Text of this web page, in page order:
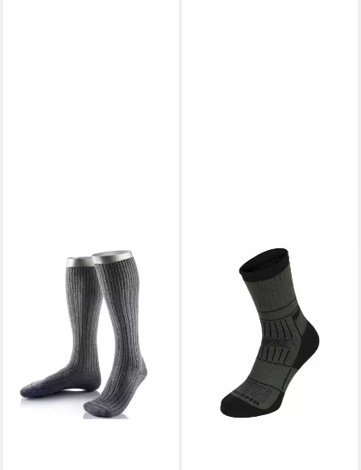
JD J. DIRKSSocken Original
Bundeswehr Strumpf Lang
ab 15,95 €